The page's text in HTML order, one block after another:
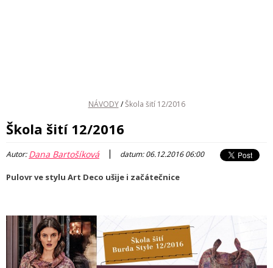
NÁVODY / Škola šití 12/2016
Škola šití 12/2016
Autor:Dana Bartošíková | datum: 06.12.2016 06:00
Pulovr ve stylu Art Deco ušije i začátečnice